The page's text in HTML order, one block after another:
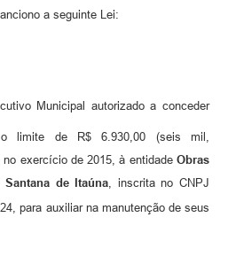
a seguinte Lei:
Municipal autorizado a conceder
limite de R$ 6.930,00 (seis mil,
exercício de 2015, à entidade Obras
de Itaúna, inscrita no CNPJ
para auxiliar na manutenção de seus